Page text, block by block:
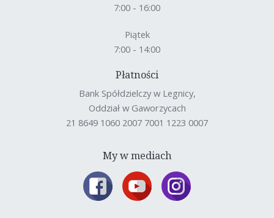
7:00 - 16:00
Piątek
7:00 - 14:00
Płatności
Bank Spółdzielczy w Legnicy,
Oddział w Gaworzycach
21 8649 1060 2007 7001 1223 0007
My w mediach